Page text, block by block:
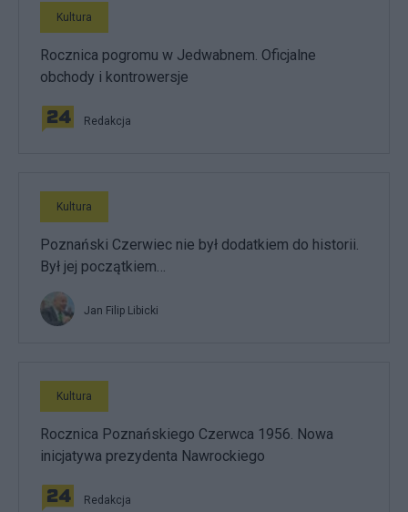
Kultura
Rocznica pogromu w Jedwabnem. Oficjalne
obchody i kontrowersje
Redakcja
Kultura
Poznański Czerwiec nie był dodatkiem do historii.
Był jej początkiem…
Jan Filip Libicki
Kultura
Rocznica Poznańskiego Czerwca 1956. Nowa
inicjatywa prezydenta Nawrockiego
Redakcja